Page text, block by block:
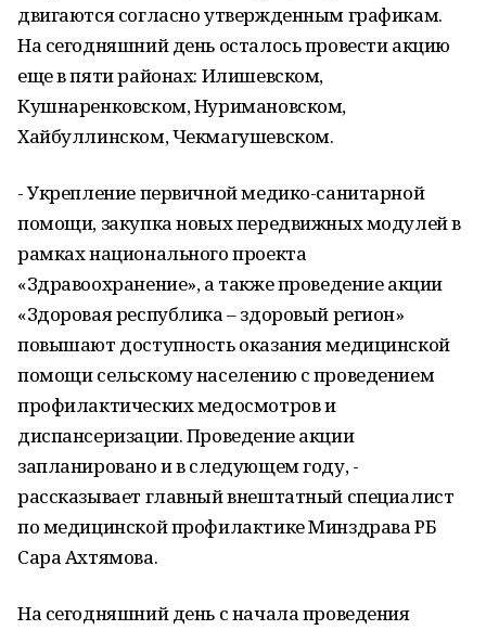
двигаются согласно утвержденным графикам.
На сегодняшний день осталось провести акцию
еще в пяти районах: Илишевском,
Кушнаренковском, Нуримановском,
Хайбуллинском, Чекмагушевском.
- Укрепление первичной медико-санитарной
помощи, закупка новых передвижных модулей в
рамках национального проекта
«Здравоохранение», а также проведение акции
«Здоровая республика – здоровый регион»
повышают доступность оказания медицинской
помощи сельскому населению с проведением
профилактических медосмотров и
диспансеризации. Проведение акции
запланировано и в следующем году, -
рассказывает главный внештатный специалист
по медицинской профилактике Минздрава РБ
Сара Ахтямова.
На сегодняшний день с начала проведения